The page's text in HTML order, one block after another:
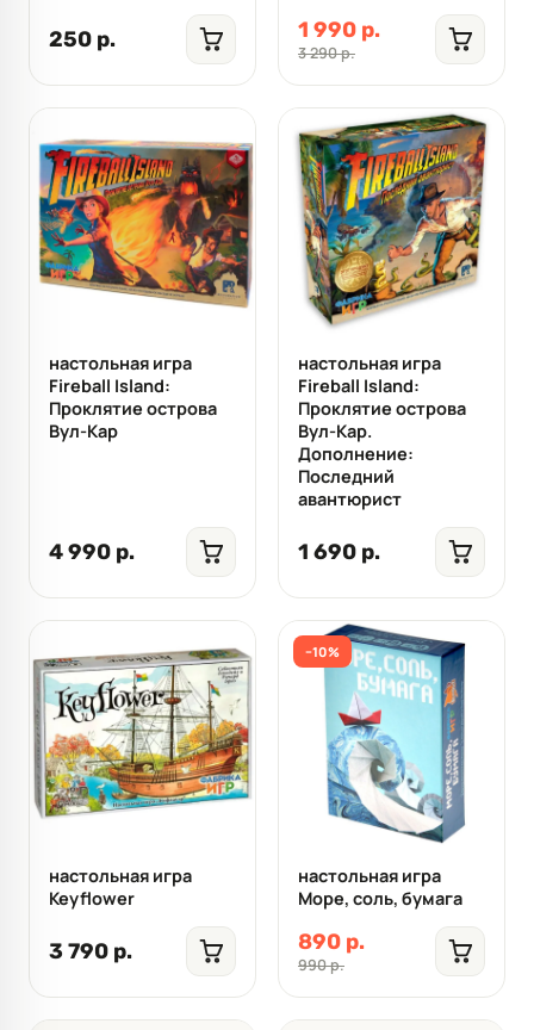
250 р. 1 990 р.
3 290 р.
настольная игра
Fireball Island:
Проклятие острова
Вул-Кар
4 990 р.
настольная игра
Fireball Island:
Проклятие острова
Вул-Кар.
Дополнение:
Последний
авантюрист
1 690 р.
настольная игра
Keyflower
3 790 р.
−10%
настольная игра
Море, соль, бумага
890 р.
990 р.